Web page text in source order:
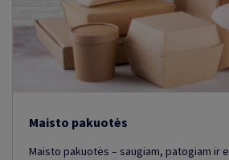
Maisto pakuotės
Maisto pakuotės – saugiam, patogiam ir